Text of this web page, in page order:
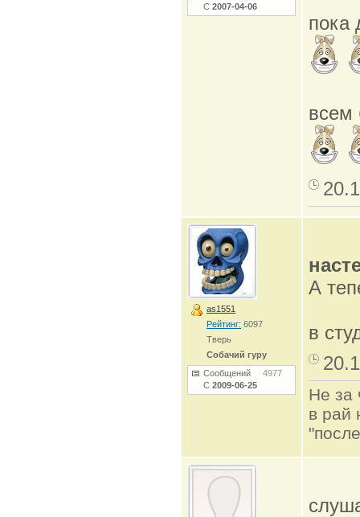
С 2007-04-06
пока
всем
as1551
Рейтинг: 6097
Тверь
Собачий гуру
Сообщений 4977
С 2009-06-25
А
в
Не за
в рай